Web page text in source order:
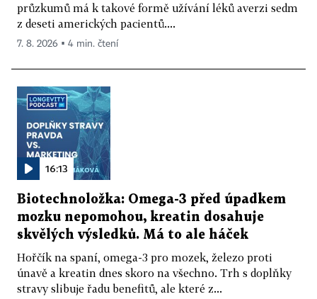
průzkumů má k takové formě užívání léků averzi sedm
z deseti amerických pacientů....
7. 8. 2026 ▪ 4 min. čtení
16:13
Biotechnoložka: Omega-3 před úpadkem
mozku nepomohou, kreatin dosahuje
skvělých výsledků. Má to ale háček
Hořčík na spaní, omega-3 pro mozek, železo proti
únavě a kreatin dnes skoro na všechno. Trh s doplňky
stravy slibuje řadu benefitů, ale které z...